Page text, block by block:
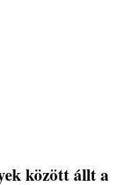
között állt a